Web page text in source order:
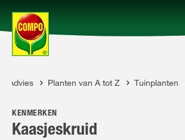
Producten
Advies
Advies Planten van A tot Z Tuinplanten
KENMERKEN
Kaasjeskruid